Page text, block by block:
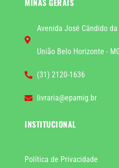
MINAS GERAIS
Avenida José Cândido
União Belo Horizonte -
(31) 2120-1636
livraria@epamig.br
INSTITUCIONAL
Política de Privacidade